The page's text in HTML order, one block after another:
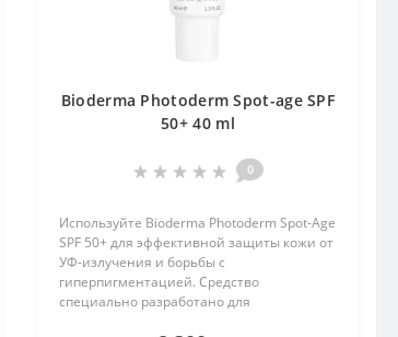
Bioderma Photoderm Spot-age SPF
50+ 40 ml
0
Используйте Bioderma Photoderm Spot-Age
SPF 50+ для эффективной защиты кожи от
УФ-излучения и борьбы с
гиперпигментацией. Средство
специально разработано для